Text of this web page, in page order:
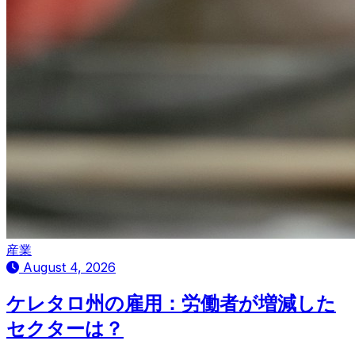
産業
August 4, 2026
ケレタロ州の雇用：労働者が増減した
セクターは？